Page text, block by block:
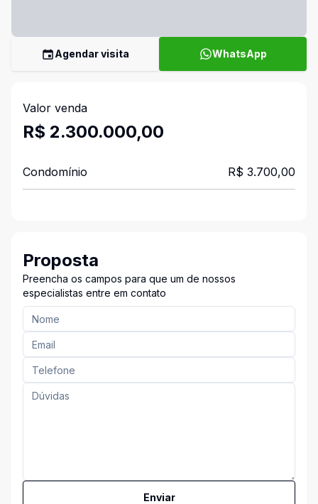
Agendar visita WhatsApp
Valor venda
R$ 2.300.000,00
Condomínio R$ 3.700,00
Proposta
Preencha os campos para que um de nossos
especialistas entre em contato
Enviar